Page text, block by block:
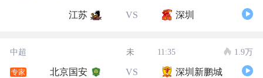
江苏 VS 深圳
中超 未 11:35 1.9万
专家 北京国安 VS 深圳新鹏城